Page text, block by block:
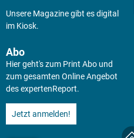
Unsere Magazine gibt es digital
im Kiosk.
Abo
Hier geht's zum Print Abo und
zum gesamten Online Angebot
des expertenReport.
Jetzt anmelden!